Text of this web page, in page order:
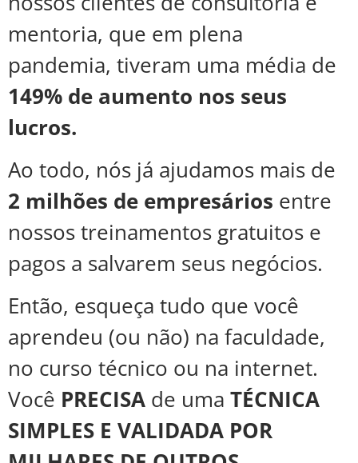
mentoria, que em plena
pandemia, tiveram uma média de
149% de aumento nos seus
lucros.
Ao todo, nós já ajudamos mais de
2 milhões de empresários entre
nossos treinamentos gratuitos e
pagos a salvarem seus negócios.
Então, esqueça tudo que você
aprendeu (ou não) na faculdade,
no curso técnico ou na internet.
Você PRECISA de uma TÉCNICA
SIMPLES E VALIDADA POR